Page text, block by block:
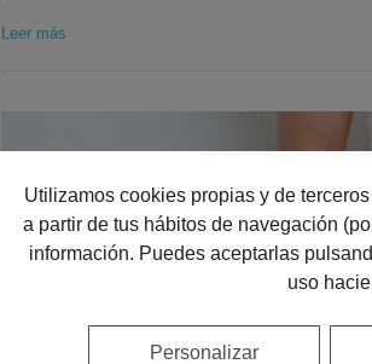
Leer más
Utilizamos cookies propias y de
a partir de tus hábitos de navegación
información. Puedes aceptarlas
uso
Personalizar